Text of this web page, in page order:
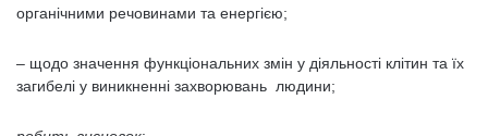
органічними речовинами та енергією;
– щодо значення функціональних змін у діяльності клітин та їх
загибелі у виникненні захворювань людини;